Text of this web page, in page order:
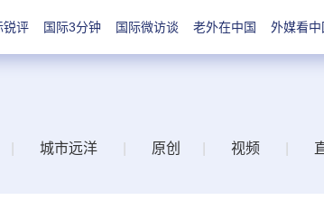
锐评 国际3分钟 国际微访谈 老外在中国 外媒看中
城市远洋 原创 视频